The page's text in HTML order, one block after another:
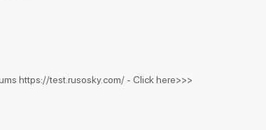
https://test.rusosky.com/ - Click here>>>